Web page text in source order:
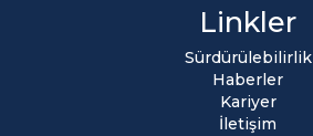
Linkler
Sürdürülebilirlik
Haberler
Kariyer
İletişim